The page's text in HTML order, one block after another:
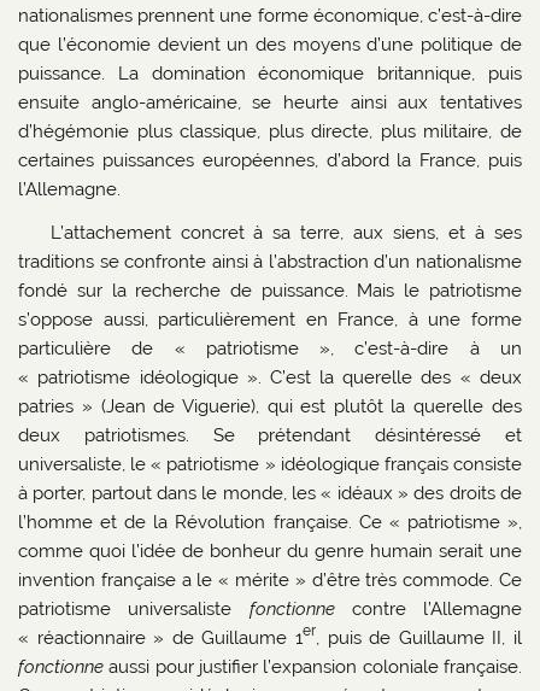
nationalismes prennent une forme économique, c’est-à-dire
que l’économie devient un des moyens d’une politique de
puissance. La domination économique britannique, puis
ensuite anglo-américaine, se heurte ainsi aux tentatives
d’hégémonie plus classique, plus directe, plus militaire, de
certaines puissances européennes, d’abord la France, puis
l’Allemagne.
L’attachement concret à sa terre, aux siens, et à ses
traditions se confronte ainsi à l’abstraction d’un nationalisme
fondé sur la recherche de puissance. Mais le patriotisme
s’oppose aussi, particulièrement en France, à une forme
particulière de « patriotisme », c’est-à-dire à un
« patriotisme idéologique ». C’est la querelle des « deux
patries » (Jean de Viguerie), qui est plutôt la querelle des
deux patriotismes. Se prétendant désintéressé et
universaliste, le « patriotisme » idéologique français consiste
à porter, partout dans le monde, les « idéaux » des droits de
l’homme et de la Révolution française. Ce « patriotisme »,
comme quoi l’idée de bonheur du genre humain serait une
invention française a le « mérite » d’être très commode. Ce
patriotisme universaliste fonctionnecontre l’Allemagne
« réactionnaire » de Guillaume 1er, puis de Guillaume II, il
fonctionne aussi pour justifier l’expansion coloniale française.